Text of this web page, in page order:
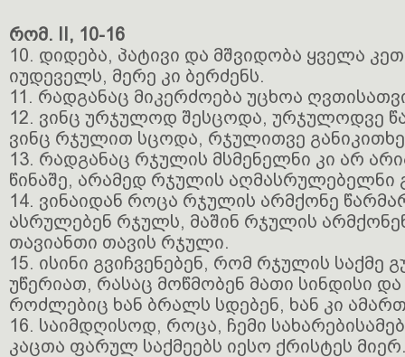
რომ. II, 10-16
10. დიდება, პატივი და მშვიდობა ყველა
იუდეველს, მერე კი ბერძენს.
11. რადგანაც მიკერძოება უცხოა
12. ვინც ურჯულოდ შესცოდა, ურჯულოდვე
ვინც რჯულით სცოდა, რჯულითვე
13. რადგანაც რჯულის მსმენელნი კი არ
წინაშე, არამედ რჯულის
14. ვინაიდან როცა რჯულის არმქონე
ასრულებენ რჯულს, მაშინ რჯულის
თავიანთი თავის რჯული.
15. ისინი გვიჩვენებენ, რომ რჯულის საქმე
უწერიათ, რასაც მოწმობენ მათი სინდისი
როძლებიც ხან ბრალს სდებენ, ხან კი
16. საიმდღისოდ, როცა, ჩემი
კაცთა ფარულ საქმეებს იესო ქრისტეს